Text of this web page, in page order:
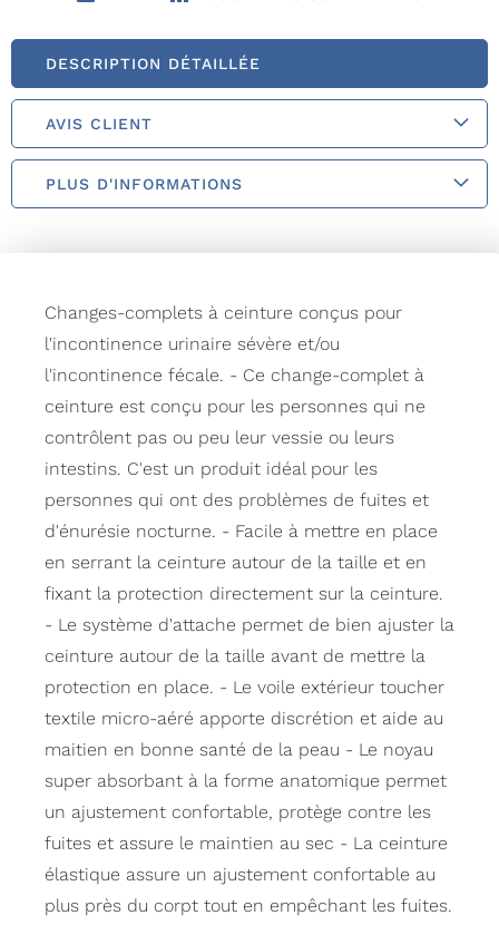
DESCRIPTION DÉTAILLÉE
AVIS CLIENT
PLUS D'INFORMATIONS
Changes-complets à ceinture conçus pour
l'incontinence urinaire sévère et/ou
l'incontinence fécale. - Ce change-complet à
ceinture est conçu pour les personnes qui ne
contrôlent pas ou peu leur vessie ou leurs
intestins. C'est un produit idéal pour les
personnes qui ont des problèmes de fuites et
d'énurésie nocturne. - Facile à mettre en place
en serrant la ceinture autour de la taille et en
fixant la protection directement sur la ceinture.
- Le système d'attache permet de bien ajuster la
ceinture autour de la taille avant de mettre la
protection en place. - Le voile extérieur toucher
textile micro-aéré apporte discrétion et aide au
maitien en bonne santé de la peau - Le noyau
super absorbant à la forme anatomique permet
un ajustement confortable, protège contre les
fuites et assure le maintien au sec - La ceinture
élastique assure un ajustement confortable au
plus près du corpt tout en empêchant les fuites.